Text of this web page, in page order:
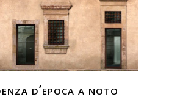
d’epoca a noto